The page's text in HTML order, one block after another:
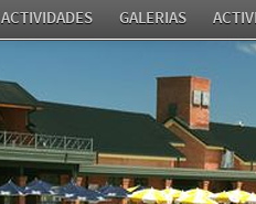
ACTIVIDADES GALERIAS